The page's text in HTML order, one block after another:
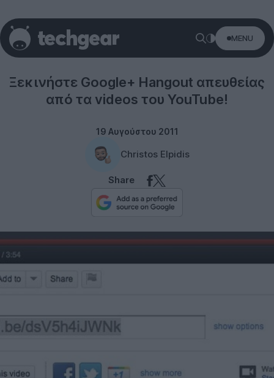
MENU
Ξεκινήστε Google+ Hangout απευθείας
από τα videos του YouTube!
19 Αυγούστου 2011
Christos Elpidis
Share